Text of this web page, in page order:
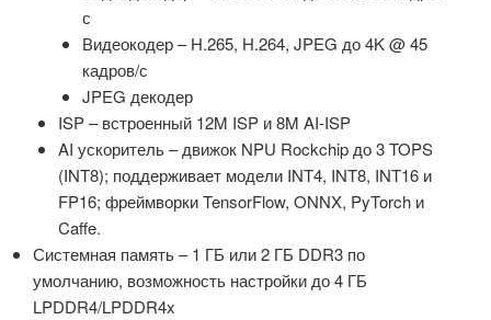
с
Видеокодер – H.265, H.264, JPEG до 4K @ 45
кадров/с
JPEG декодер
ISP – встроенный 12M ISP и 8M AI-ISP
AI ускоритель – движок NPU Rockchip до 3 TOPS
(INT8); поддерживает модели INT4, INT8, INT16 и
FP16; фреймворки TensorFlow, ONNX, PyTorch и
Caffe.
Системная память – 1 ГБ или 2 ГБ DDR3 по
умолчанию, возможность настройки до 4 ГБ
LPDDR4/LPDDR4x